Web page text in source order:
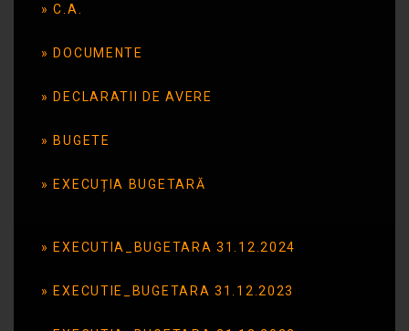
C.A.
DOCUMENTE
DECLARATII DE AVERE
BUGETE
EXECUȚIA BUGETARĂ
EXECUTIA_BUGETARA 31.12.2024
EXECUTIE_BUGETARA 31.12.2023
Publicat în data de: 3 iunie 2025